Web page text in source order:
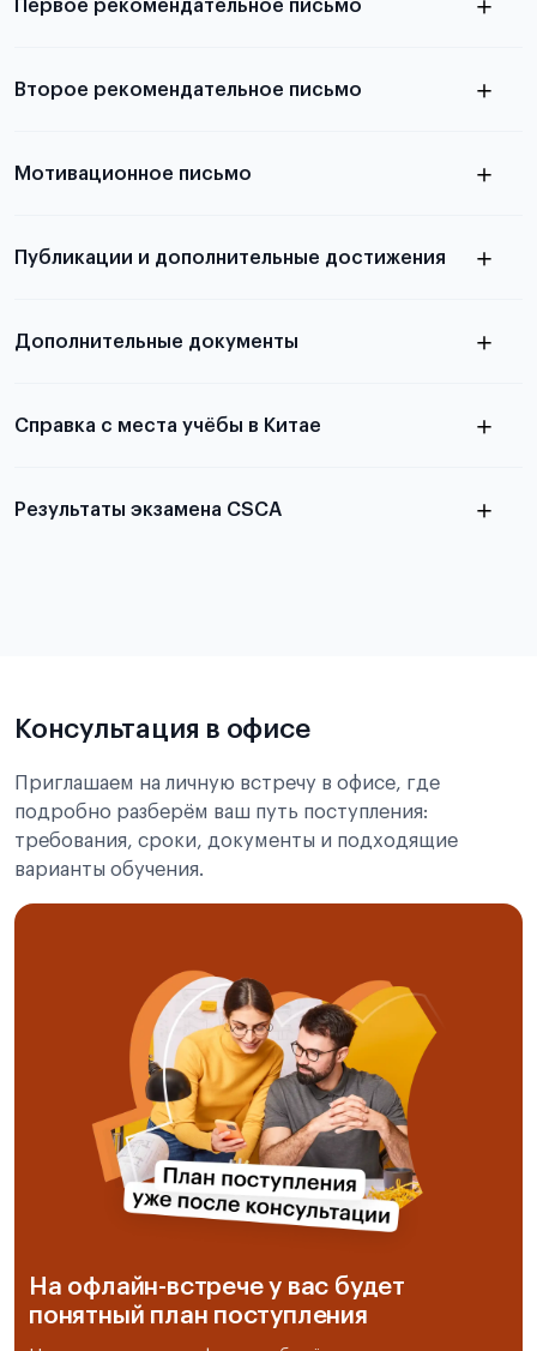
выезда
Первое рекомендательное письмо
письма
Второе рекомендательное письмо
письма
Мотивационное письмо
статье
Публикации и дополнительные достижения
Дополнительные документы
Справка с места учёбы в Китае
Результаты экзамена CSCA
Консультация в офисе
Приглашаем на личную встречу в офисе, где
подробно разберём ваш путь поступления:
требования, сроки, документы и подходящие
варианты обучения.
На офлайн-встрече у вас будет
понятный план поступления